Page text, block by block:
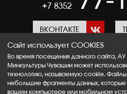
+7 8352
ВКОНТАКТЕ
ОК
Сайт использует COOKIES
Во время посещения данного сайта, АУ
Минкультуры Чувашии может
технологию, называемую cookie.
небольшие фрагменты данных,
вашем компьютере или мобильном